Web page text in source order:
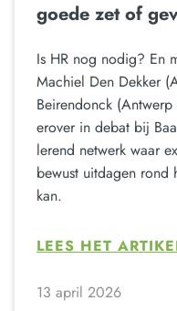
goede zet of
Is HR nog nodig? En
Machiel Den Dekker
Beirendonck
erover in debat bij
lerend netwerk waar
bewust uitdagen rond
kan.
LEES HET
13 april 2026